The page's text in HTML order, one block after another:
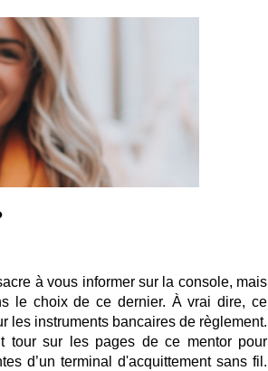
à vous informer sur la console, mais
le choix de ce dernier. À vrai dire, ce
les instruments bancaires de règlement.
tour sur les pages de ce mentor pour
d’un terminal d'acquittement sans fil.